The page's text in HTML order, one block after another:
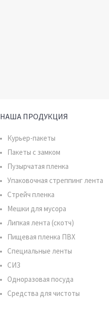
НАША ПРОДУКЦИЯ
Курьер-пакеты
Пакеты с замком
Пузырчатая пленка
Упаковочная стреппинг лента
Стрейч пленка
Мешки для мусора
Липкая лента (скотч)
Пищевая пленка ПВХ
Специальные ленты
СИЗ
Одноразовая посуда
Средства для чистоты